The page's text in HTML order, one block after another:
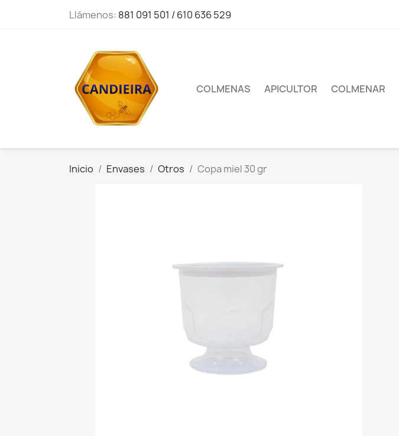
Llámenos: 881 091 501 / 610 636 529
COLMENAS APICULTOR COLMENAR
Inicio Envases Otros Copa miel 30 gr